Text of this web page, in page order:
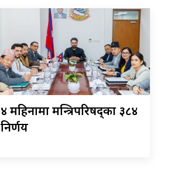
४ महिनामा मन्त्रिपरिषद्का ३८४
निर्णय